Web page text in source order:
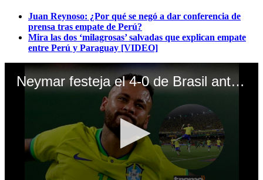
Juan Reynoso: ¿Por qué se negó a dar conferencia de
prensa tras empate de Perú?
Mira las dos ‘milagrosas’ salvadas que explican empate
entre Perú y Paraguay [VIDEO]
Neymar festeja el 4-0 de Brasil ante Bolivia (Video: YouTube)